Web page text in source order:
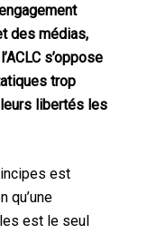
des médias,
s’oppose
trop
libertés les
est
qu’une
est le seul